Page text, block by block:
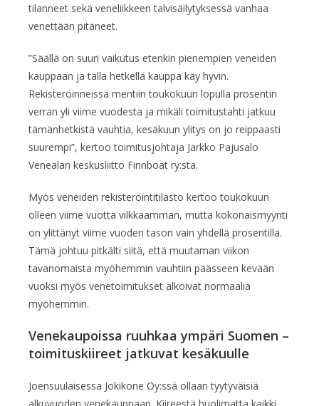
tilanneet sekä veneliikkeen talvisäilytyksessä vanhaa
venettään pitäneet.
”Säällä on suuri vaikutus etenkin pienempien veneiden
kauppaan ja tällä hetkellä kauppa käy hyvin.
Rekisteröinneissä mentiin toukokuun lopulla prosentin
verran yli viime vuodesta ja mikäli toimitustahti jatkuu
tämänhetkistä vauhtia, kesäkuun ylitys on jo reippaasti
suurempi”, kertoo toimitusjohtaja Jarkko Pajusalo
Venealan keskusliitto Finnboat ry:stä.
Myös veneiden rekisteröintitilasto kertoo toukokuun
olleen viime vuotta vilkkaamman, mutta kokonaismyynti
on ylittänyt viime vuoden tason vain yhdellä prosentilla.
Tämä johtuu pitkälti siitä, että muutaman viikon
tavanomaista myöhemmin vauhtiin päässeen kevään
vuoksi myös venetoimitukset alkoivat normaalia
myöhemmin.
Venekaupoissa ruuhkaa ympäri Suomen –
toimituskiireet jatkuvat kesäkuulle
Joensuulaisessa Jokikone Oy:ssä ollaan tyytyväisiä
alkuvuoden venekauppaan. Kiireestä huolimatta kaikki